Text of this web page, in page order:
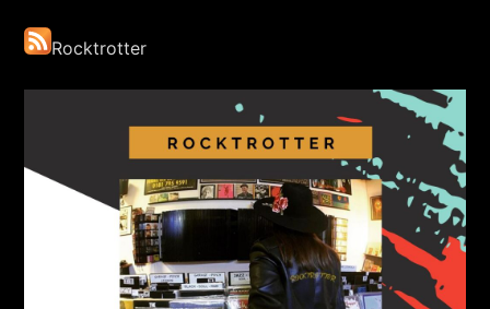
Rocktrotter